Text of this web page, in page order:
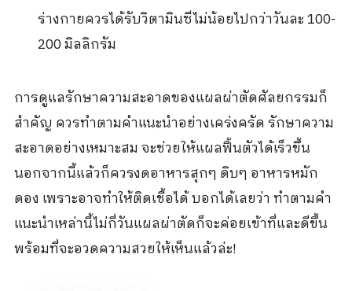
ร่างกายควรได้รับวิตามินซีไม่น้อยไปกว่าวันละ 100-
200 มิลลิกรัม
การดูแลรักษาความสะอาดของแผลผ่าตัดศัลยกรรมก็
สำคัญ ควรทำตามคำแนะนำอย่างเคร่งครัด รักษาความ
สะอาดอย่างเหมาะสม จะช่วยให้แผลฟื้นตัวได้เร็วขึ้น
นอกจากนี้แล้วก็ควรงดอาหารสุกๆ ดิบๆ อาหารหมัก
ดอง เพราะอาจทำให้ติดเชื้อได้ บอกได้เลยว่า ทำตามคำ
แนะนำเหล่านี้ไม่กี่วันแผลผ่าตัดก็จะค่อยเข้าที่และดีขึ้น
พร้อมที่จะอวดความสวยให้เห็นแล้วล่ะ!